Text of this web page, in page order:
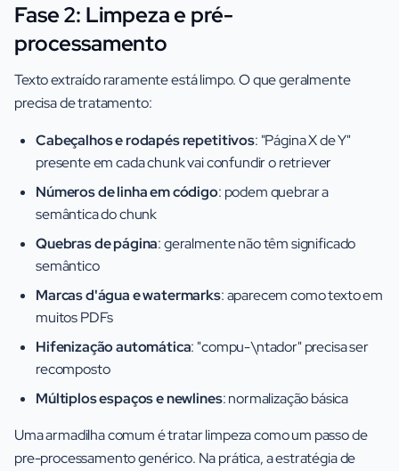
Fase 2: Limpeza e pré-
processamento
Texto extraído raramente está limpo. O que geralmente
precisa de tratamento:
Cabeçalhos e rodapés repetitivos: "Página X de Y"
presente em cada chunk vai confundir o retriever
Números de linha em código: podem quebrar a
semântica do chunk
Quebras de página: geralmente não têm significado
semântico
Marcas d'água e watermarks: aparecem como texto em
muitos PDFs
Hifenização automática: "compu-\ntador" precisa ser
recomposto
Múltiplos espaços e newlines: normalização básica
Uma armadilha comum é tratar limpeza como um passo de
pre-processamento genérico. Na prática, a estratégia de